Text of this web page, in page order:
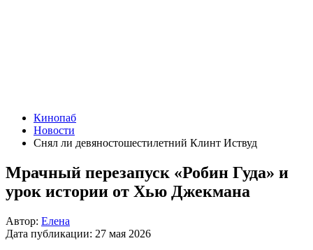
Кинопаб
Новости
Снял ли девяностошестилетний Клинт Иствуд
Мрачный перезапуск «Робин Гуда» и
урок истории от Хью Джекмана
Автор: Елена
Дата публикации: 27 мая 2026